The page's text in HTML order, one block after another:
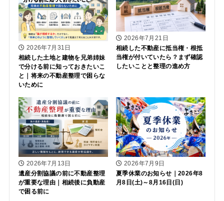
2026年7月31日
相続した土地と建物を兄弟姉妹
で分ける前に知っておきたいこ
と｜将来の不動産整理で困らな
いために
2026年7月21日
相続した不動産に抵当権・根抵
当権が付いていたら？まず確認
したいことと整理の進め方
2026年7月13日
遺産分割協議の前に不動産整理
が重要な理由｜相続後に負動産
で困る前に
2026年7月9日
夏季休業のお知らせ｜2026年8
月8日(土)～8月16日(日)